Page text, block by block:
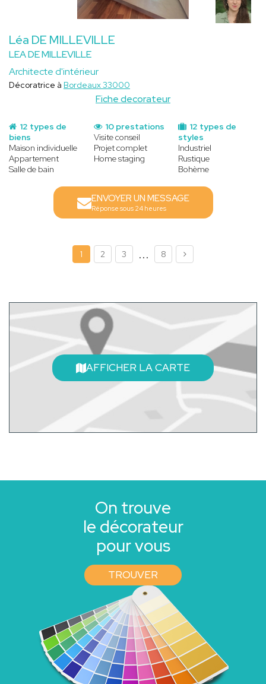
Léa DE MILLEVILLE
LEA DE MILLEVILLE
Architecte d'intérieur
Fiche decorateur
Décoratrice à Bordeaux 33000
12 types de
biens
Maison individuelle
Appartement
Salle de bain
12 types de
styles
Industriel
Rustique
Bohème
10 prestations
Visite conseil
Projet complet
Home staging
ENVOYER UN MESSAGE
Réponse sous 24 heures
1 2 3 ... 8
AFFICHER LA CARTE
On trouve
le décorateur
pour vous
TROUVER